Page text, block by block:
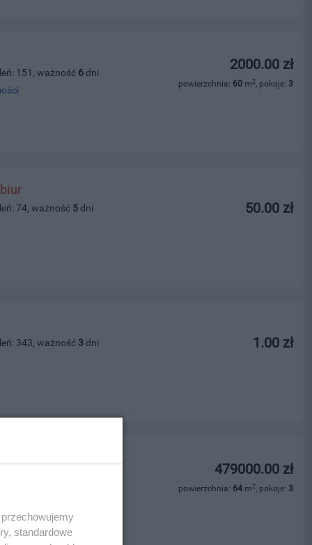
2000.00 zł
powierzchnia: 60 m2, pokoje: 3
151, ważność 6 dni
50.00 zł
74, ważność 5 dni
1.00 zł
343, ważność 3 dni
479000.00 zł
powierzchnia: 64 m2, pokoje: 3
standardowe